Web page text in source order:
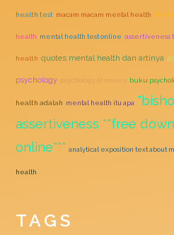
health test macam macam mental health film
health mental health test online assertiveness
health quotes mental health dan artinya
psychology psychology of money buku
health adalah mental health itu apa
assertiveness ""free
online""" analytical exposition text about
health
TAGS